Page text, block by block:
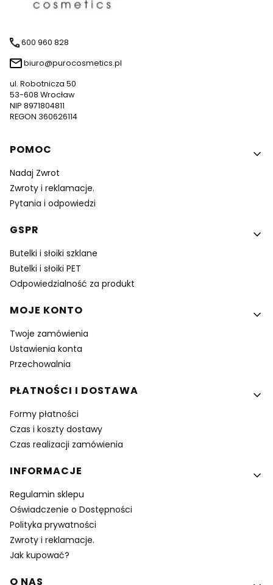
600 960 828
biuro@purocosmetics.pl
ul. Robotnicza 50
53-608 Wrocław
NIP 8971804811
REGON 360626114
Linki w stopce
POMOC
Nadaj Zwrot
Zwroty i reklamacje.
Pytania i odpowiedzi
GSPR
Butelki i słoiki szklane
Butelki i słoiki PET
Odpowiedzialność za produkt
MOJE KONTO
Twoje zamówienia
Ustawienia konta
Przechowalnia
PŁATNOŚCI I DOSTAWA
Formy płatności
Czas i koszty dostawy
Czas realizacji zamówienia
INFORMACJE
Regulamin sklepu
Oświadczenie o Dostępności
Polityka prywatności
Zwroty i reklamacje.
Jak kupować?
O NAS